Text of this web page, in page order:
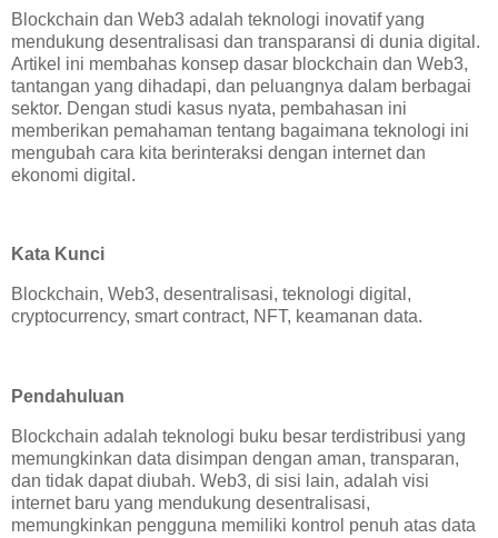
Blockchain dan Web3 adalah teknologi inovatif yang
mendukung desentralisasi dan transparansi di dunia digital.
Artikel ini membahas konsep dasar blockchain dan Web3,
tantangan yang dihadapi, dan peluangnya dalam berbagai
sektor. Dengan studi kasus nyata, pembahasan ini
memberikan pemahaman tentang bagaimana teknologi ini
mengubah cara kita berinteraksi dengan internet dan
ekonomi digital.
Kata Kunci
Blockchain, Web3, desentralisasi, teknologi digital,
cryptocurrency, smart contract, NFT, keamanan data.
Pendahuluan
Blockchain adalah teknologi buku besar terdistribusi yang
memungkinkan data disimpan dengan aman, transparan,
dan tidak dapat diubah. Web3, di sisi lain, adalah visi
internet baru yang mendukung desentralisasi,
memungkinkan pengguna memiliki kontrol penuh atas data